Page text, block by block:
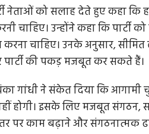
नेताओं को सलाह देते हुए कहा
चाहिए। उन्होंने कहा कि
चाहिए। उनके अनुसार, सीमित
की पकड़ मजबूत कर सकते हैं।
गांधी ने संकेत दिया कि
होगी। इसके लिए मजबूत संगठन,
पर काम बढ़ाने और संगठनात्मक